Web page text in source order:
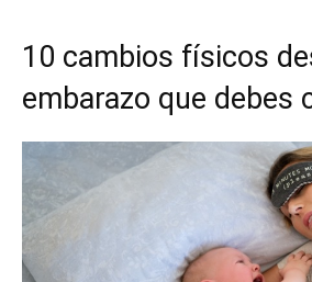
10 cambios físicos
embarazo que debes